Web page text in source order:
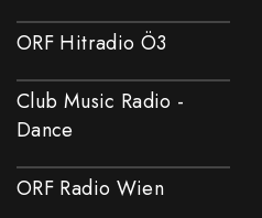
ORF Hitradio Ö3
Club Music Radio -
Dance
ORF Radio Wien